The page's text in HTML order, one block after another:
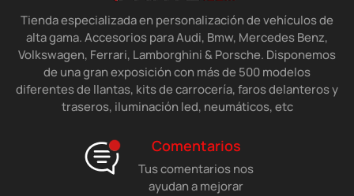
Tienda especializada en personalización de vehículos de
alta gama. Accesorios para Audi, Bmw, Mercedes Benz,
Volkswagen, Ferrari, Lamborghini & Porsche. Disponemos
de una gran exposición con más de 500 modelos
diferentes de llantas, kits de carrocería, faros delanteros y
traseros, iluminación led, neumáticos, etc
Comentarios
Tus comentarios nos
ayudan a mejorar